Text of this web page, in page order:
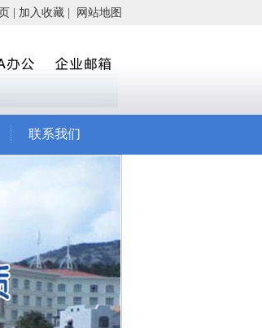
加入收藏 网站地图
联系我们